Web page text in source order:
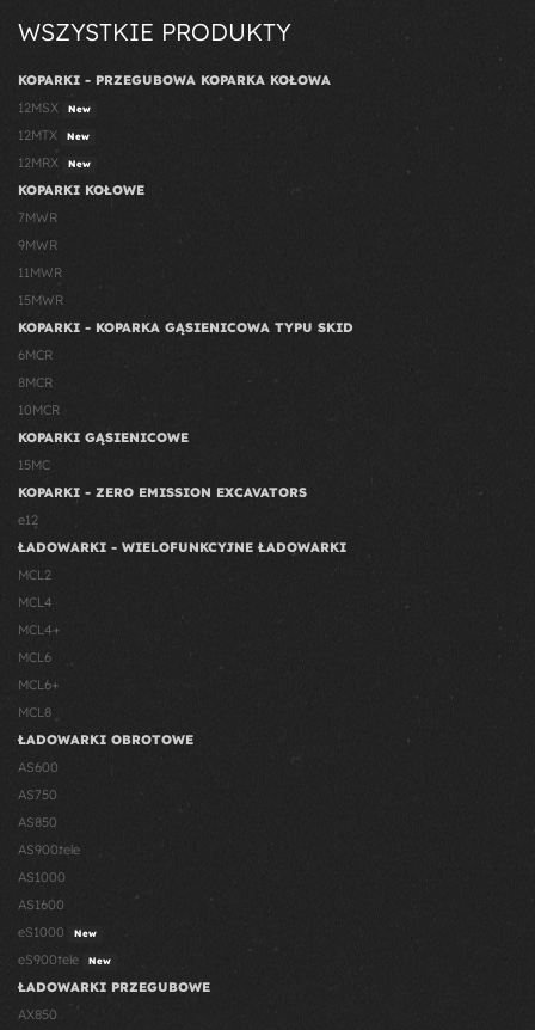
WSZYSTKIE PRODUKTY
KOPARKI - PRZEGUBOWA KOPARKA KOŁOWA
12MSX
New
12MTX New
12MRX New
KOPARKI KOŁOWE
7MWR
9MWR
11MWR
15MWR
KOPARKI - KOPARKA GĄSIENICOWA TYPU SKID
6MCR
8MCR
10MCR
KOPARKI GĄSIENICOWE
15MC
KOPARKI - ZERO EMISSION EXCAVATORS
e12
ŁADOWARKI - WIELOFUNKCYJNE ŁADOWARKI
MCL2
MCL4
MCL4+
MCL6
MCL6+
MCL8
ŁADOWARKI OBROTOWE
AS600
AS750
AS850
AS900tele
AS1000
AS1600
eS1000
New
eS900tele New
ŁADOWARKI PRZEGUBOWE
AX850